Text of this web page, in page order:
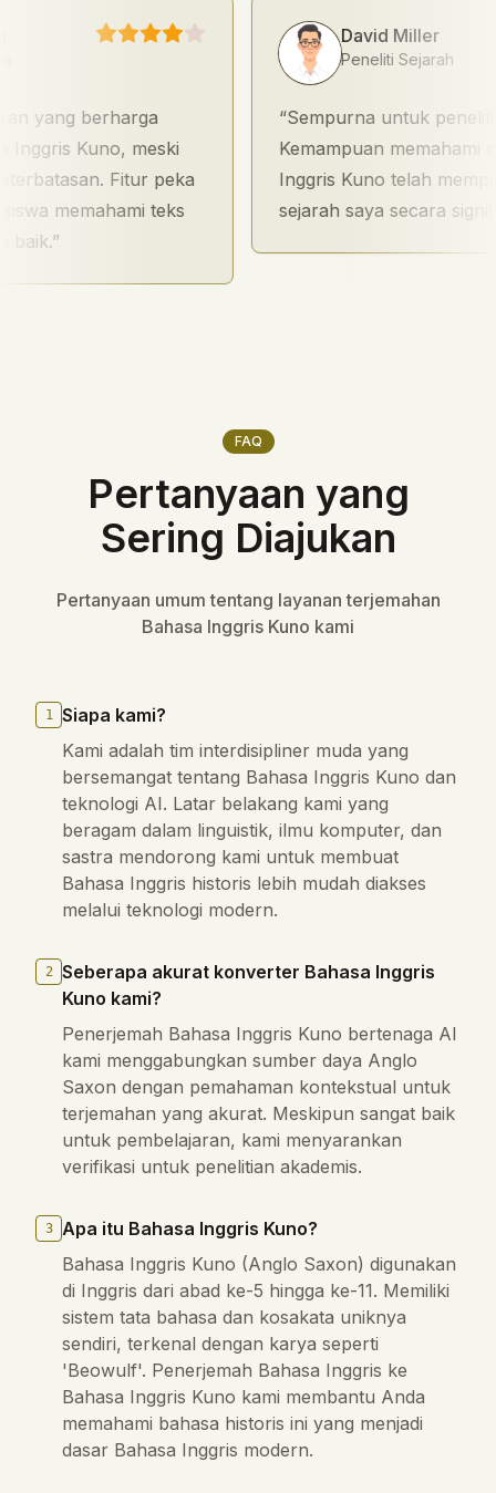
berharga
Kuno, meski
Fitur peka
teks
David Miller
Peneliti Sejarah
Sempurna untuk penelitian
Kemampuan memahami
Inggris Kuno telah
sejarah saya secara signifikan.
FAQ
Pertanyaan yang
Sering Diajukan
Pertanyaan umum tentang layanan terjemahan
Bahasa Inggris Kuno kami
1
Siapa kami?
Kami adalah tim interdisipliner muda yang
bersemangat tentang Bahasa Inggris Kuno dan
teknologi AI. Latar belakang kami yang
beragam dalam linguistik, ilmu komputer, dan
sastra mendorong kami untuk membuat
Bahasa Inggris historis lebih mudah diakses
melalui teknologi modern.
2
Seberapa akurat konverter Bahasa Inggris
Kuno kami?
Penerjemah Bahasa Inggris Kuno bertenaga AI
kami menggabungkan sumber daya Anglo
Saxon dengan pemahaman kontekstual untuk
terjemahan yang akurat. Meskipun sangat baik
untuk pembelajaran, kami menyarankan
verifikasi untuk penelitian akademis.
3
Apa itu Bahasa Inggris Kuno?
Bahasa Inggris Kuno (Anglo Saxon) digunakan
di Inggris dari abad ke-5 hingga ke-11. Memiliki
sistem tata bahasa dan kosakata uniknya
sendiri, terkenal dengan karya seperti
'Beowulf'. Penerjemah Bahasa Inggris ke
Bahasa Inggris Kuno kami membantu Anda
memahami bahasa historis ini yang menjadi
dasar Bahasa Inggris modern.